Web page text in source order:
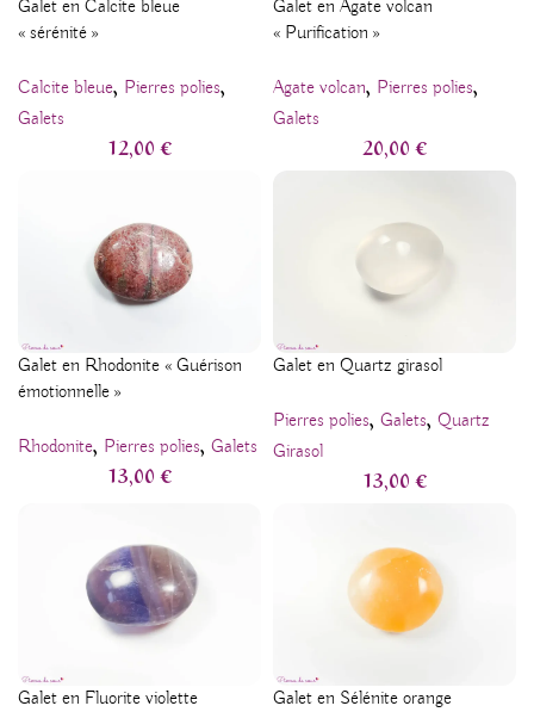
Galet en Calcite bleue
« sérénité »
Calcite bleue, Pierres polies,
Galets
12,00€
Galet en Agate volcan
« Purification »
Agate volcan, Pierres polies,
Galets
20,00€
Galet en Rhodonite « Guérison
émotionnelle »
Rhodonite, Pierres polies, Galets
13,00€
Galet en Quartz girasol
Pierres polies, Galets, Quartz
Girasol
13,00€
Galet en Fluorite violette
Galet en Sélénite orange